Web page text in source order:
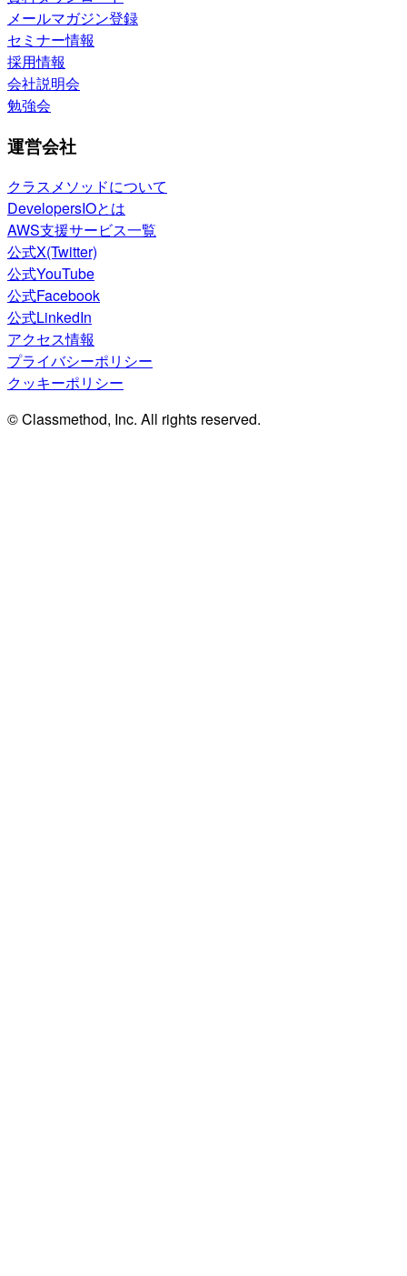
メールマガジン登録
セミナー情報
採用情報
会社説明会
勉強会
運営会社
クラスメソッドについて
DevelopersIOとは
AWS支援サービス一覧
公式X(Twitter)
公式YouTube
公式Facebook
公式LinkedIn
アクセス情報
プライバシーポリシー
クッキーポリシー
© Classmethod, Inc. All rights reserved.